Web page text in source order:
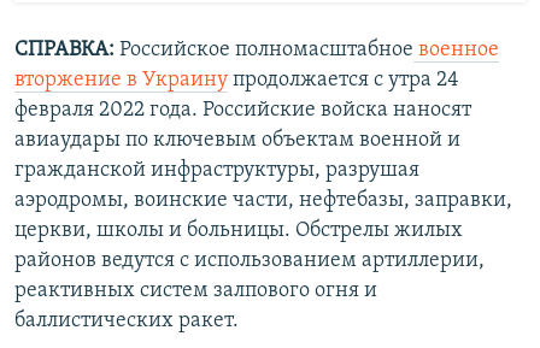
СПРАВКА: Российское полномасштабное военное
вторжение в Украину продолжается с утра 24
февраля 2022 года. Российские войска наносят
авиаудары по ключевым объектам военной и
гражданской инфраструктуры, разрушая
аэродромы, воинские части, нефтебазы, заправки,
церкви, школы и больницы. Обстрелы жилых
районов ведутся с использованием артиллерии,
реактивных систем залпового огня и
баллистических ракет.